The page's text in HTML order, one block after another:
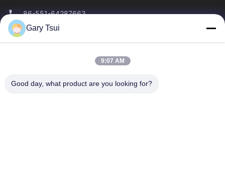
86-551-64287663
86-551-64287663
sales@sincool.net
Gary Tsui
9:07 AM
Good day, what product are you looking for?